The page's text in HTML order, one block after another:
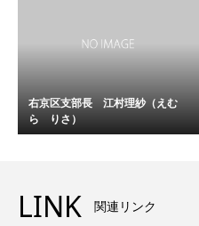
右京区支部長 江村理紗（えむ
ら りさ）
LINK 関連リンク